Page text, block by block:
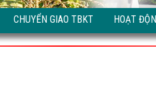
CHUYỂN GIAO TBKT HOẠT